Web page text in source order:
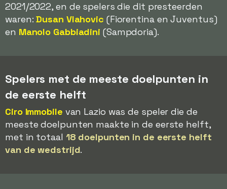
2021/2022, en de spelers die dit presteerden
waren:Dusan Vlahovic (Fiorentina en Juventus)
en Manolo Gabbiadini (Sampdoria).
Spelers met de meeste doelpunten in
de eerste helft
Ciro Immobile van Lazio was de speler die de
meeste doelpunten maakte in de eerste helft,
met in totaal 18 doelpunten in de eerste helft
van de wedstrijd.